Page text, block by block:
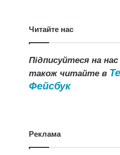
Читайте нас
Підписуйтеся на
також читайте в
Фейсбук
Реклама